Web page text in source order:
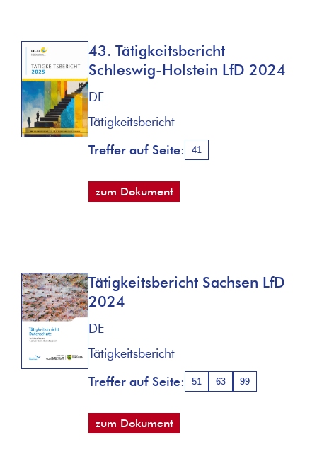
43. Tätigkeitsbericht
Schleswig-Holstein LfD 2024
DE
Tätigkeitsbericht
Treffer auf Seite:
41
zum Dokument
Tätigkeitsbericht Sachsen LfD
2024
DE
Tätigkeitsbericht
Treffer auf Seite:
51 63 99
zum Dokument